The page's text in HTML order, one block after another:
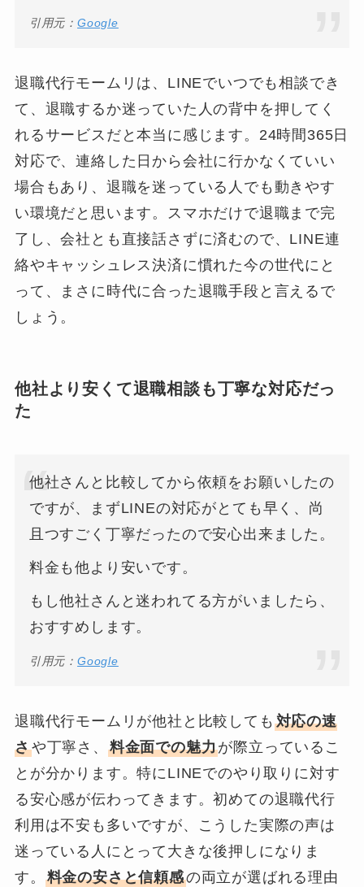
引用元：Google
退職代行モームリは、LINEでいつでも相談でき
て、退職するか迷っていた人の背中を押してく
れるサービスだと本当に感じます。24時間365日
対応で、連絡した日から会社に行かなくていい
場合もあり、退職を迷っている人でも動きやす
い環境だと思います。スマホだけで退職まで完
了し、会社とも直接話さずに済むので、LINE連
絡やキャッシュレス決済に慣れた今の世代にと
って、まさに時代に合った退職手段と言えるで
しょう。
他社より安くて退職相談も丁寧な対応だっ
た
他社さんと比較してから依頼をお願いしたの
ですが、まずLINEの対応がとても早く、尚
且つすごく丁寧だったので安心出来ました。
料金も他より安いです。
もし他社さんと迷われてる方がいましたら、
おすすめします。
引用元：Google
退職代行モームリが他社と比較しても 対応の速
さや丁寧さ、 料金面での魅力が際立っているこ
とが分かります。特にLINEでのやり取りに対す
る安心感が伝わってきます。初めての退職代行
利用は不安も多いですが、こうした実際の声は
迷っている人にとって大きな後押しになりま
す。 料金の安さと信頼感の両立が選ばれる理由